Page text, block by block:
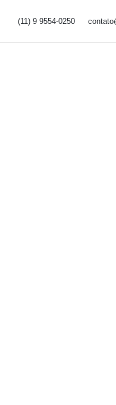
(11) 9 9554-0250